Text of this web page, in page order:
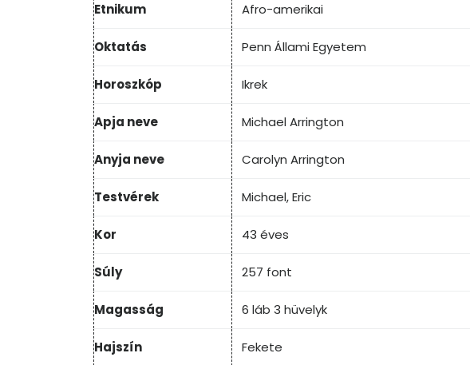
Etnikum Afro-amerikai
Oktatás Penn Állami Egyetem
Horoszkóp Ikrek
Apja neve Michael Arrington
Anyja neve Carolyn Arrington
Testvérek Michael, Eric
Kor 43 éves
Súly 257 font
Magasság 6 láb 3 hüvelyk
Hajszín Fekete